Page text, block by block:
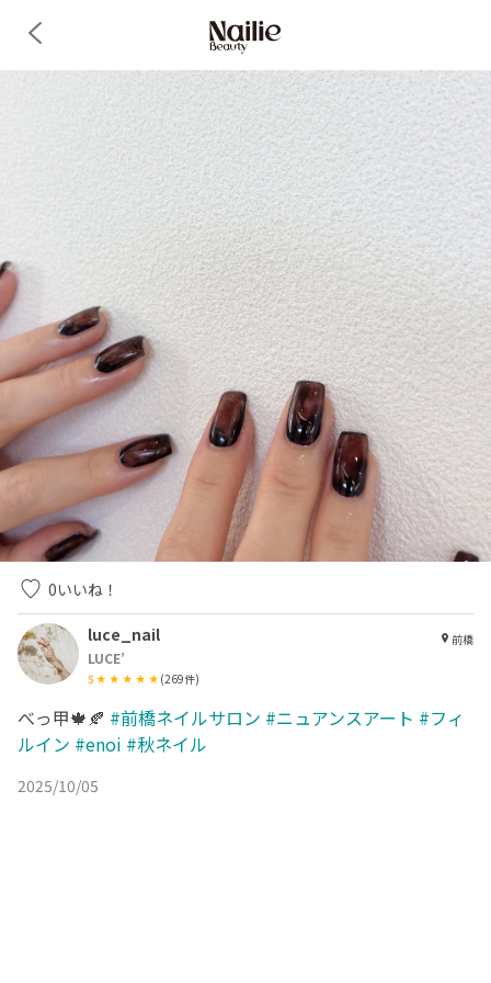
0いいね！
luce_nail
LUCE’
5 (269件)
前橋
べっ甲🍁🍂 #前橋ネイルサロン #ニュアンスアート #フィ
ルイン #enoi #秋ネイル
2025/10/05